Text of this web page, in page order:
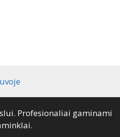
Profesionaliai gaminami